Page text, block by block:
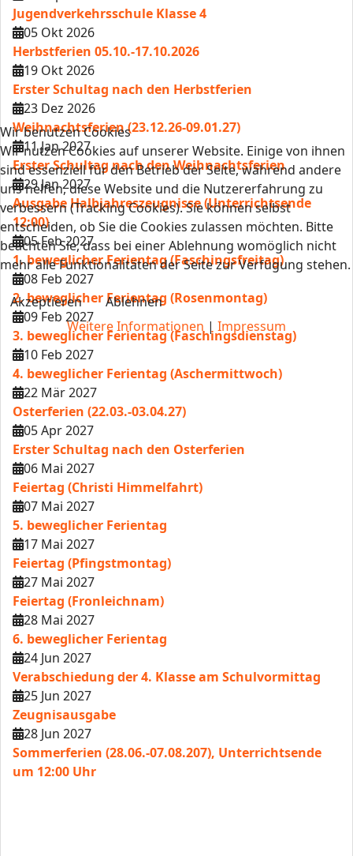
Jugendverkehrsschule Klasse 4
05 Okt 2026
Herbstferien 05.10.-17.10.2026
19 Okt 2026
Erster Schultag nach den Herbstferien
23 Dez 2026
Weihnachtsferien (23.12.26-09.01.27)
11 Jan 2027
Erster Schultag nach den Weihnachtsferien
29 Jan 2027
Ausgabe Halbjahreszeugnisse (Unterrichtsende
12:00)
05 Feb 2027
1. beweglicher Ferientag (Faschingsfreitag)
08 Feb 2027
2. beweglicher Ferientag (Rosenmontag)
09 Feb 2027
3. beweglicher Ferientag (Faschingsdienstag)
10 Feb 2027
4. beweglicher Ferientag (Aschermittwoch)
22 Mär 2027
Osterferien (22.03.-03.04.27)
05 Apr 2027
Erster Schultag nach den Osterferien
06 Mai 2027
Feiertag (Christi Himmelfahrt)
07 Mai 2027
5. beweglicher Ferientag
17 Mai 2027
Feiertag (Pfingstmontag)
27 Mai 2027
Feiertag (Fronleichnam)
28 Mai 2027
6. beweglicher Ferientag
24 Jun 2027
Verabschiedung der 4. Klasse am Schulvormittag
25 Jun 2027
Zeugnisausgabe
28 Jun 2027
Sommerferien (28.06.-07.08.207), Unterrichtsende
um 12:00 Uhr
Wir benutzen Cookies
Wir nutzen Cookies auf unserer Website. Einige von ihnen
sind essenziell für den Betrieb der Seite, während andere
uns helfen, diese Website und die Nutzererfahrung zu
verbessern (Tracking Cookies). Sie können selbst
entscheiden, ob Sie die Cookies zulassen möchten. Bitte
beachten Sie, dass bei einer Ablehnung womöglich nicht
mehr alle Funktionalitäten der Seite zur Verfügung stehen.
Akzeptieren
Ablehnen
Weitere Informationen | Impressum